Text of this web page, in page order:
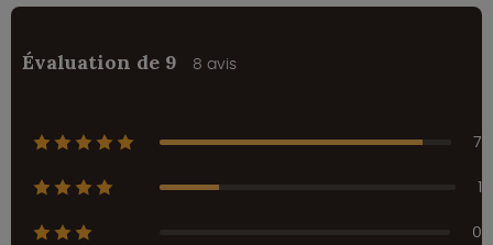
Évaluation de 9 8 avis
7
1
0